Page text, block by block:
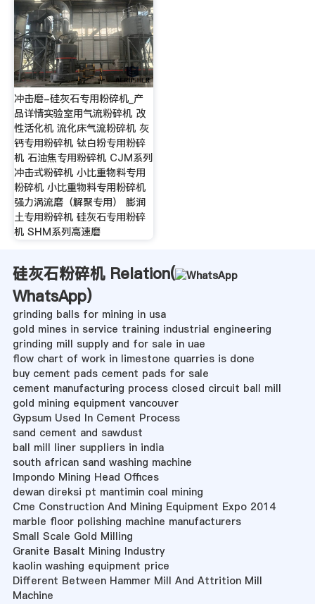
冲击磨-硅灰石专用粉碎机_产
品详情实验室用气流粉碎机 改
性活化机 流化床气流粉碎机 灰
钙专用粉碎机 钛白粉专用粉碎
机 石油焦专用粉碎机 CJM系列
冲击式粉碎机 小比重物料专用
粉碎机 小比重物料专用粉碎机
强力涡流磨（解聚专用） 膨润
土专用粉碎机 硅灰石专用粉碎
机 SHM系列高速磨
硅灰石粉碎机 Relation(
WhatsApp)
grinding balls for mining in usa
gold mines in service training industrial engineering
grinding mill supply and for sale in uae
flow chart of work in limestone quarries is done
buy cement pads cement pads for sale
cement manufacturing process closed circuit ball mill
gold mining equipment vancouver
Gypsum Used In Cement Process
sand cement and sawdust
ball mill liner suppliers in india
south african sand washing machine
Impondo Mining Head Offices
dewan direksi pt mantimin coal mining
Cme Construction And Mining Equipment Expo 2014
marble floor polishing machine manufacturers
Small Scale Gold Milling
Granite Basalt Mining Industry
kaolin washing equipment price
Different Between Hammer Mill And Attrition Mill
Machine